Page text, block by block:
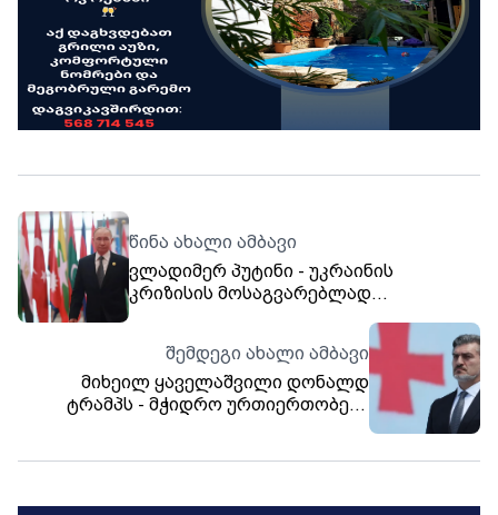
წინა ახალი ამბავი
ვლადიმერ პუტინი - უკრაინის
კრიზისის მოსაგვარებლად
შემდეგი ახალი ამბავი
მიხეილ ყაველაშვილი დონალდ
ტრამპს - მჭიდრო ურთიერთობები